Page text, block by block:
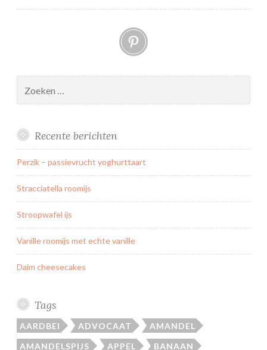
a
t
e
v
i
v
u
Pinterest
naar:
Recente berichten
Perzik – passievrucht yoghurttaart
Stracciatella roomijs
Stroopwafel ijs
Vanille roomijs met echte vanille
Daim cheesecakes
Tags
AARDBEI ADVOCAAT AMANDEL
AMANDELSPIJS APPEL BANAAN